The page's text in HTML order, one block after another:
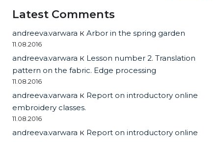
Latest Comments
andreeva.varwara к Arbor in the spring garden
11.08.2016
andreeva.varwara к Lesson number 2. Translation
pattern on the fabric. Edge processing
11.08.2016
andreeva.varwara к Report on introductory online
embroidery classes.
11.08.2016
andreeva.varwara к Report on introductory online